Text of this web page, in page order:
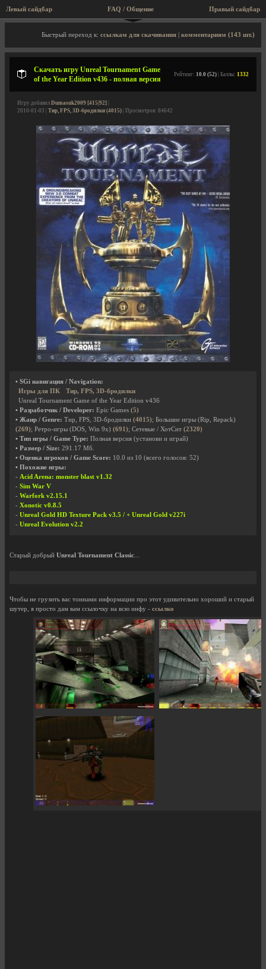
Левый сайдбар FAQ / Общение
Описание игры, скриншоты, видео
Быстрый переход к: ссылкам для скачивания комментариям (143 шт.)
Скачать игру Unreal Tournament Game
of the Year Edition v436 - полная версия
Рейтинг: 10.0 (52) | Баллы: 1332
Игру добавил Dumasuk2009 [415|92]
2010-01-03 | Тир, FPS, 3D-бродилки (4015) | Просмотров: 84642
• SGi навигация / Navigation:
Игры для ПК
Тир, FPS, 3D-бродилки
Unreal Tournament Game of the Year Edition v436
• Разработчик / Developer: Epic Games (5)
• Жанр / Genre: Тир, FPS, 3D-бродилки (4015); Большие игры (Rip, Repack)
(269); Ретро-игры (DOS, Win 9x) (691); Сетевые / ХотСит (2320)
• Тип игры / Game Type: Полная версия (установи и играй)
• Размер / Size: 291.17 Мб.
• Оценка игроков / Game Score: 10.0 из 10 (всего голосов: 52)
• Похожие игры:
- Acid Arena: monster blast v1.32
- Sim War V
- Warfork v2.15.1
- Xonotic v0.8.5
- Unreal Gold HD Texture Pack v3.5 / + Unreal Gold v227i
- Unreal Evolution v2.2
Старый добрый Unreal Tournament Classic
Чтобы не грузить вас тоннами информации про этот удивительно хороший и старый
шутер, я просто дам вам ссылочку на всю инфу - ссылко